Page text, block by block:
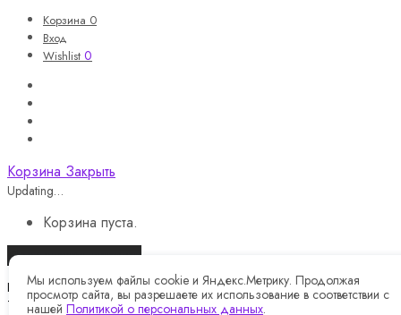
Корзина 0
Вход
Wishlist 0
Корзина Закрыть
Updating…
Корзина пуста.
Продолжить покупки
Назад
Telegram
Мы используем файлы cookie и Яндекс.Метрику. Продолжая
просмотр сайта, вы разрешаете их использование в соответствии с
нашей Политикой о персональных данных.